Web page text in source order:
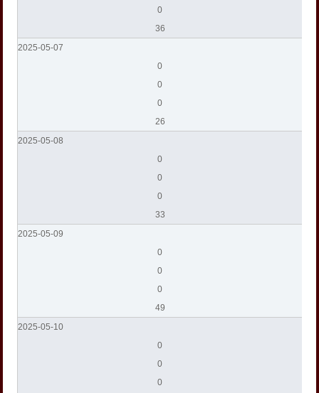
0
36
2025-05-07
0
0
0
26
2025-05-08
0
0
0
33
2025-05-09
0
0
0
49
2025-05-10
0
0
0